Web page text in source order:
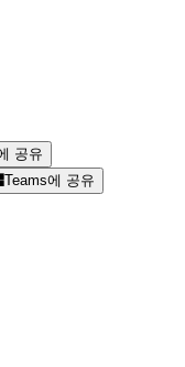
공유
Teams에 공유